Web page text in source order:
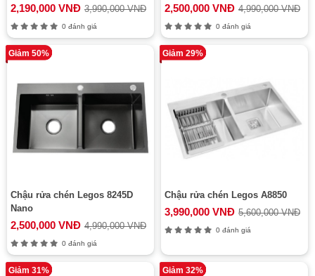
2,190,000 VNĐ 3,990,000 VNĐ
0 đánh giá
2,500,000 VNĐ 4,990,000 VNĐ
0 đánh giá
Giảm 50%
Chậu rửa chén Legos 8245D
Nano
2,500,000 VNĐ 4,990,000 VNĐ
0 đánh giá
Giảm 29%
Chậu rửa chén Legos A8850
3,990,000 VNĐ 5,600,000 VNĐ
0 đánh giá
Giảm 31% Giảm 32%